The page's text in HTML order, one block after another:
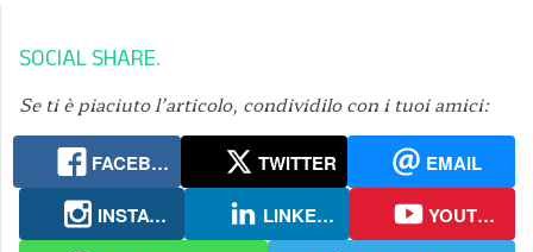
SOCIAL SHARE
Se ti è piaciuto l’articolo, condividilo con i tuoi amici:
FACEBOOK TWITTER
EMAIL
INSTAGRAM
LINKEDIN
YOUTUBE